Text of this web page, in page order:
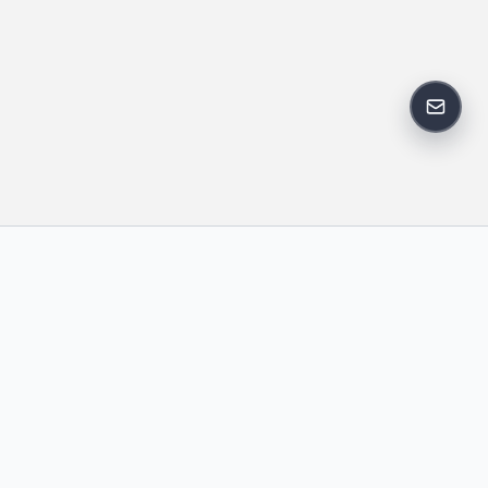
反馈